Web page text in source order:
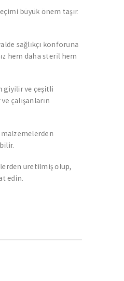
büyük önem taşır.
sağlıkçı konforuna
hem daha steril hem
giyilir ve çeşitli
çalışanların
üretilmiş olup,
edin.